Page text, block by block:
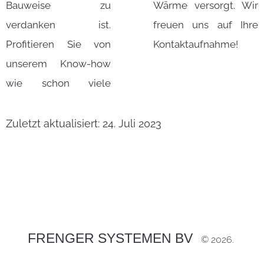
Bauweise zu
verdanken ist.
Profitieren Sie von
unserem Know-how
wie schon viele
Wärme versorgt. Wir
freuen uns auf Ihre
Kontaktaufnahme!
Zuletzt aktualisiert: 24. Juli 2023
FRENGER SYSTEMEN BV © 2026